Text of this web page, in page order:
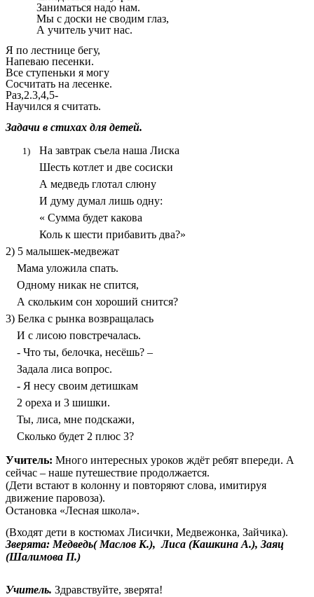
Заниматься надо нам.
Мы с доски не сводим глаз,
А учитель учит нас.
Я по лестнице бегу,
Напеваю песенки.
Все ступеньки я могу
Сосчитать на лесенке.
Раз,2.3,4,5-
Научился я считать.
Задачи в стихах для детей.
На завтрак съела наша Лиска
Шесть котлет и две сосиски
А медведь глотал слюну
И думу думал лишь одну:
« Сумма будет какова
Коль к шести прибавить два?»
2) 5 малышек-медвежат
Мама уложила спать.
Одному никак не спится,
А скольким сон хороший снится?
3) Белка с рынка возвращалась
И с лисою повстречалась.
- Что ты, белочка, несёшь? –
Задала лиса вопрос.
- Я несу своим детишкам
2 ореха и 3 шишки.
Ты, лиса, мне подскажи,
Сколько будет 2 плюс 3?
Учитель: Много интересных уроков ждёт ребят впереди. А
сейчас – наше путешествие продолжается.
(Дети встают в колонну и повторяют слова, имитируя
движение паровоза).
Остановка «Лесная школа».
(Входят дети в костюмах Лисички, Медвежонка, Зайчика).
Зверята: Медведь( Маслов К.), Лиса (Кашкина А.), Заяц
(Шалимова П.)
Учитель. Здравствуйте, зверята!